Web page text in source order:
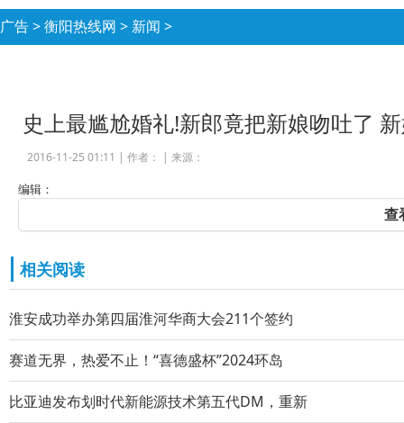
广告>衡阳热线网 > 新闻 >
史上最尴尬婚礼!新郎竟把新娘吻吐了
2016-11-25 01:11 | 作者： | 来源：
编辑：
查
相关阅读
淮安成功举办第四届淮河华商大会211个签约
赛道无界，热爱不止！“喜德盛杯”2024环岛
比亚迪发布划时代新能源技术第五代DM，重新